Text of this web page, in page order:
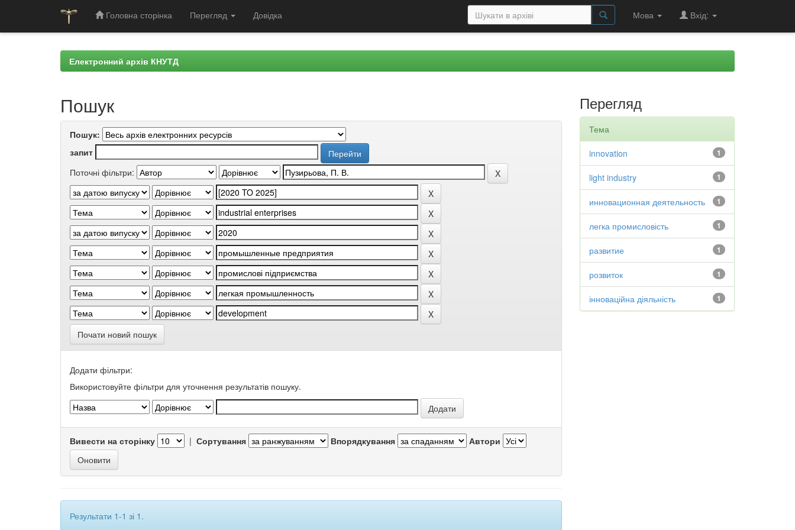
Головна сторінка Перегляд Довідка Мова Вхід:
Електронний архів КНУТД
Пошук
Пошук:
запит
Поточні фільтри:
Почати новий пошук
Додати фільтри:
Використовуйте фільтри для уточнення результатів пошуку.
Вивести на сторінку | Сортування Впорядкування Автори
Результати 1-1 зі 1.
Перегляд
Тема
1
innovation
1
light industry
1
инновационная деятельность
1
легка промисловість
1
развитие
1
розвиток
1
інноваційна діяльність